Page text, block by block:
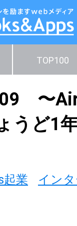
TOP100
〜
うど1
起業
イン